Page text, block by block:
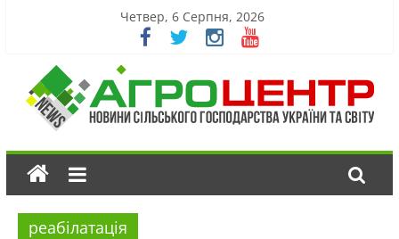
Четвер, 6 Серпня, 2026
реабілатація